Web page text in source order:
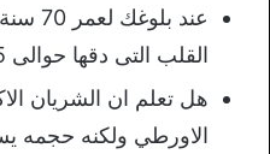
عند
القلب التى دقها حوالى 2.5 بليون مرة.
هل تعلم ان الشريان
الاورطي ولكنه حجمه